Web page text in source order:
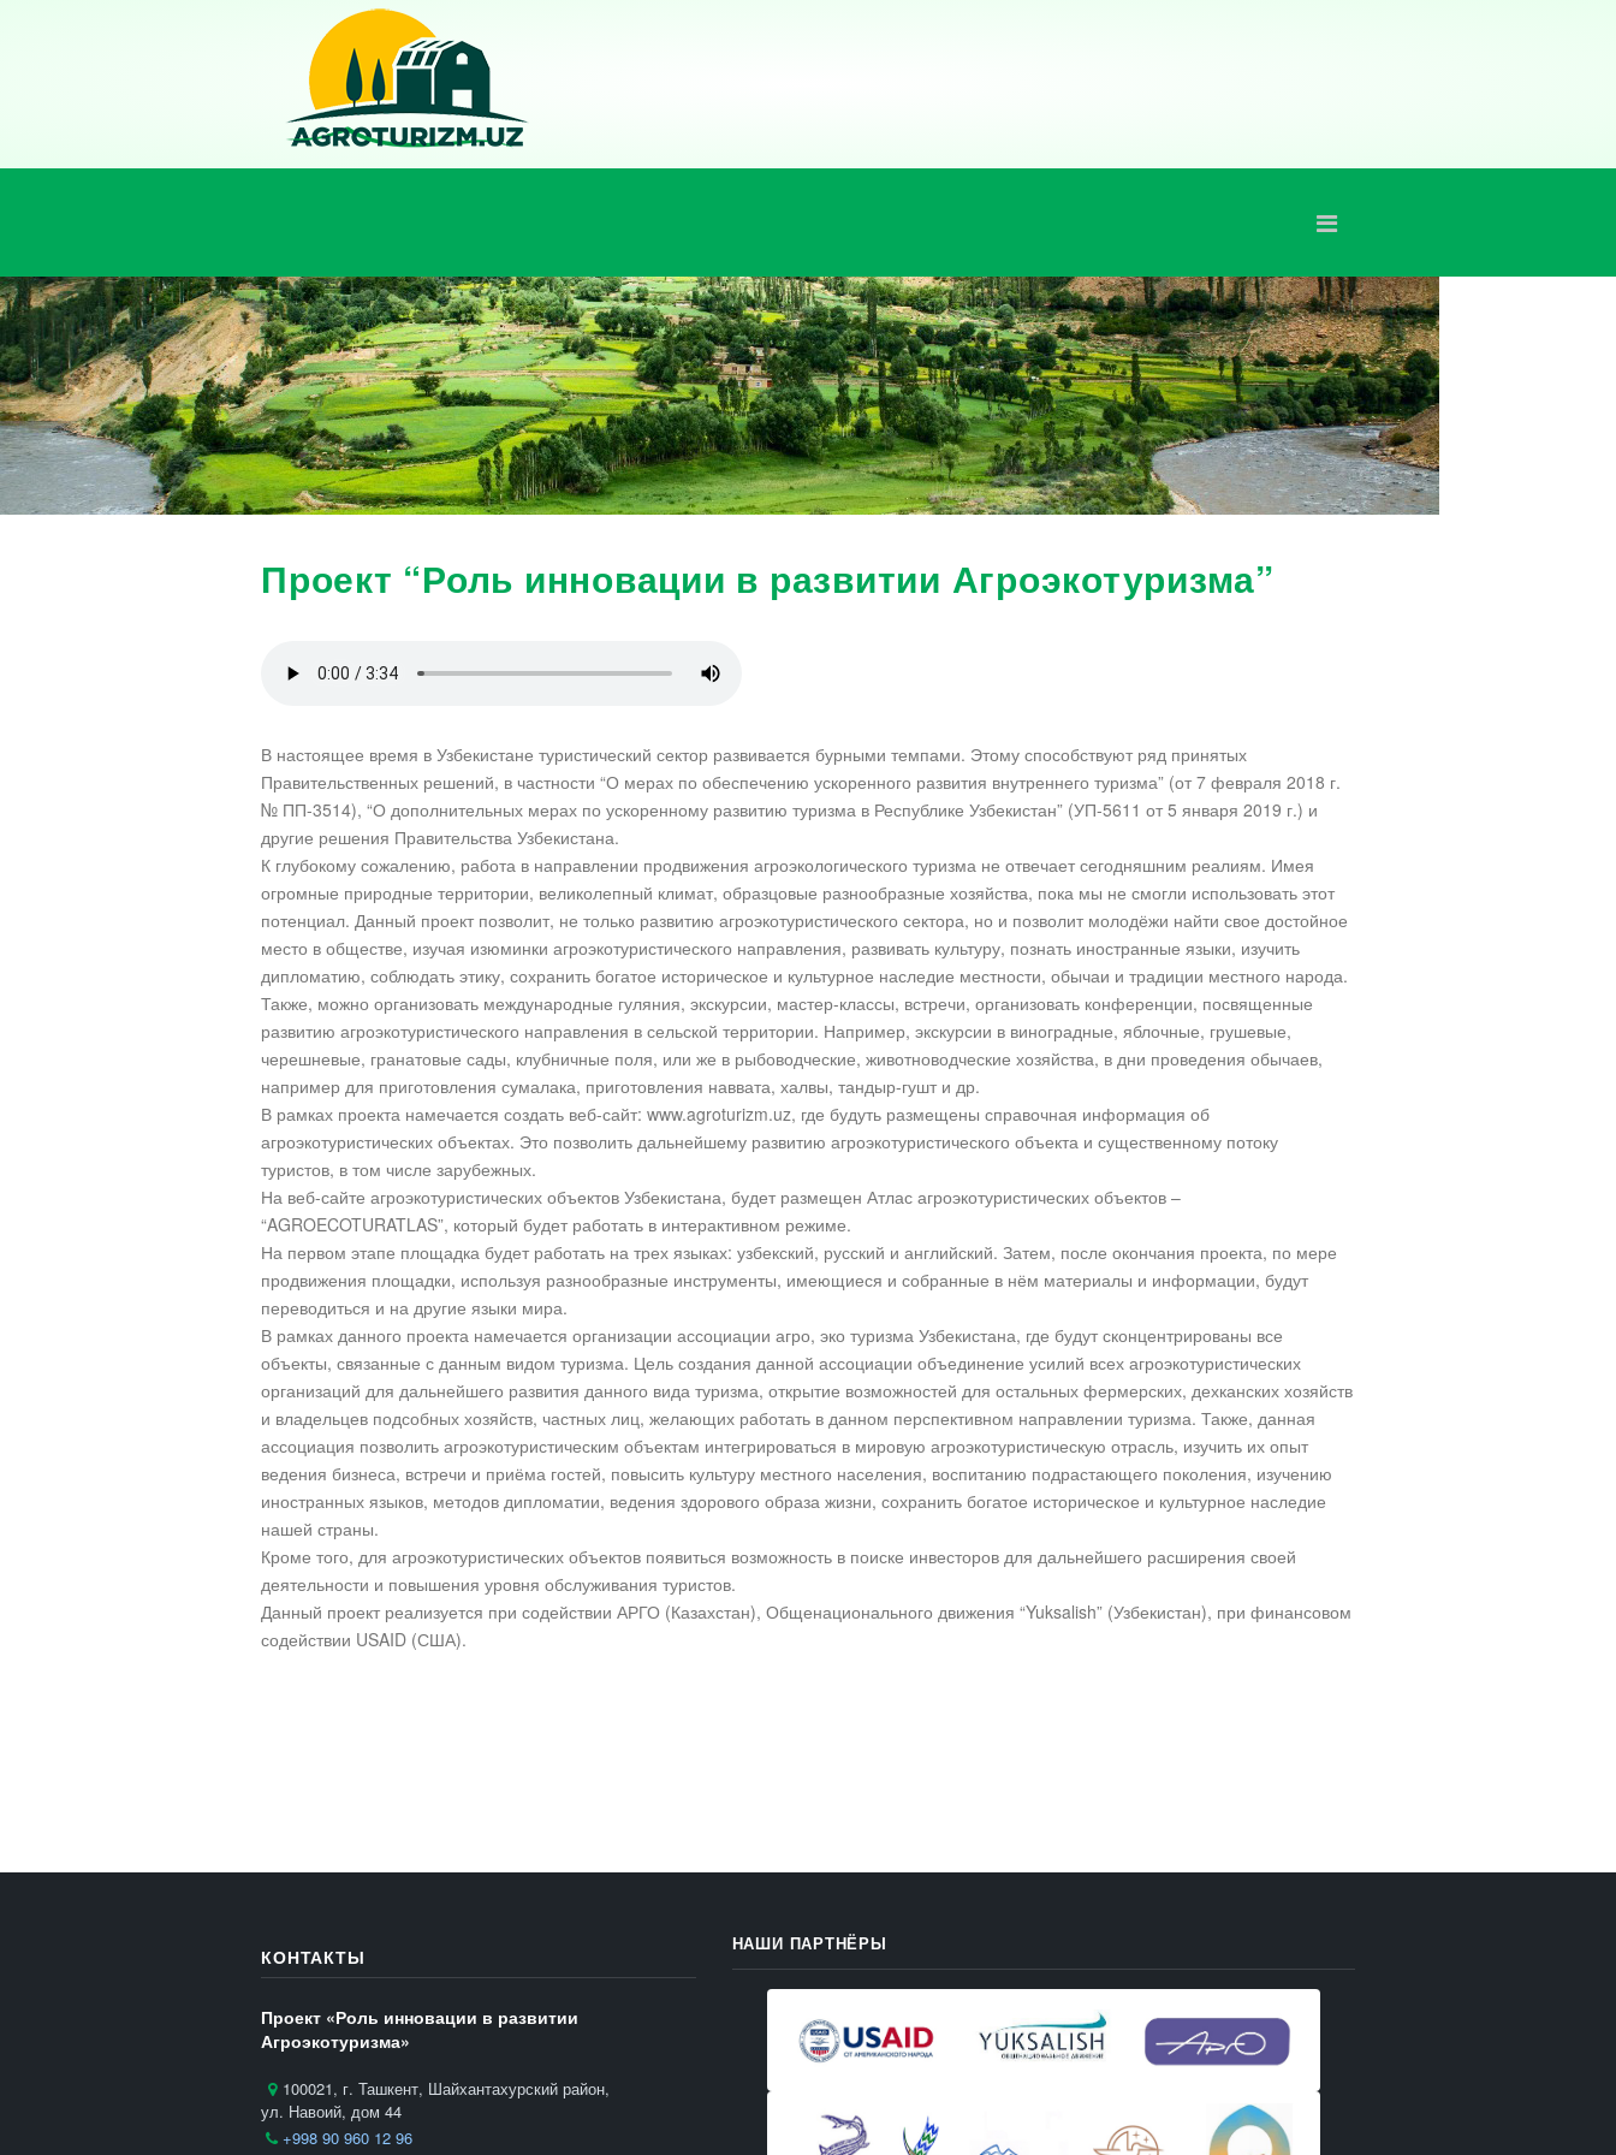
Проект “Роль инновации в развитии Агроэкотуризма”
В настоящее время в Узбекистане туристический сектор развивается бурными темпами. Этому способствуют ряд принятых
Правительственных решений, в частности “О мерах по обеспечению ускоренного развития внутреннего туризма” (от 7 февраля 2018 г.
№ ПП-3514), “О дополнительных мерах по ускоренному развитию туризма в Республике Узбекистан” (УП-5611 от 5 января 2019 г.) и
другие решения Правительства Узбекистана.
К глубокому сожалению, работа в направлении продвижения агроэкологического туризма не отвечает сегодняшним реалиям. Имея
огромные природные территории, великолепный климат, образцовые разнообразные хозяйства, пока мы не смогли использовать этот
потенциал. Данный проект позволит, не только развитию агроэкотуристического сектора, но и позволит молодёжи найти свое достойное
место в обществе, изучая изюминки агроэкотуристического направления, развивать культуру, познать иностранные языки, изучить
дипломатию, соблюдать этику, сохранить богатое историческое и культурное наследие местности, обычаи и традиции местного народа.
Также, можно организовать международные гуляния, экскурсии, мастер-классы, встречи, организовать конференции, посвященные
развитию агроэкотуристического направления в сельской территории. Например, экскурсии в виноградные, яблочные, грушевые,
черешневые, гранатовые сады, клубничные поля, или же в рыбоводческие, животноводческие хозяйства, в дни проведения обычаев,
например для приготовления сумалака, приготовления наввата, халвы, тандыр-гушт и др.
В рамках проекта намечается создать веб-сайт: www.agroturizm.uz, где будуть размещены справочная информация об
агроэкотуристических объектах. Это позволить дальнейшему развитию агроэкотуристического объекта и существенному потоку
туристов, в том числе зарубежных.
На веб-сайте агроэкотуристических объектов Узбекистана, будет размещен Атлас агроэкотуристических объектов –
“AGROECOTURATLAS”, который будет работать в интерактивном режиме.
На первом этапе площадка будет работать на трех языках: узбекский, русский и английский. Затем, после окончания проекта, по мере
продвижения площадки, используя разнообразные инструменты, имеющиеся и собранные в нём материалы и информации, будут
переводиться и на другие языки мира.
В рамках данного проекта намечается организации ассоциации агро, эко туризма Узбекистана, где будут сконцентрированы все
объекты, связанные с данным видом туризма. Цель создания данной ассоциации объединение усилий всех агроэкотуристических
организаций для дальнейшего развития данного вида туризма, открытие возможностей для остальных фермерских, дехканских хозяйств
и владельцев подсобных хозяйств, частных лиц, желающих работать в данном перспективном направлении туризма. Также, данная
ассоциация позволить агроэкотуристическим объектам интегрироваться в мировую агроэкотуристическую отрасль, изучить их опыт
ведения бизнеса, встречи и приёма гостей, повысить культуру местного населения, воспитанию подрастающего поколения, изучению
иностранных языков, методов дипломатии, ведения здорового образа жизни, сохранить богатое историческое и культурное наследие
нашей страны.
Кроме того, для агроэкотуристических объектов появиться возможность в поиске инвесторов для дальнейшего расширения своей
деятельности и повышения уровня обслуживания туристов.
Данный проект реализуется при содействии АРГО (Казахстан), Общенационального движения “Yuksalish” (Узбекистан), при финансовом
содействии USAID (США).
КОНТАКТЫ
Проект «Роль инновации в развитии
Агроэкотуризма»
100021, г. Ташкент, Шайхантахурский район,
ул. Навоий, дом 44
+998 90 960 12 96
НАШИ ПАРТНЁРЫ